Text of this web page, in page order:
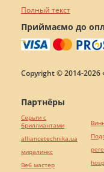
Полный текст
Приймаємо до
Copyright © 2014-
Партнёры
Серьги с
бриллиантами
alliancetechnika.ua
миралинкс
Веб мастер